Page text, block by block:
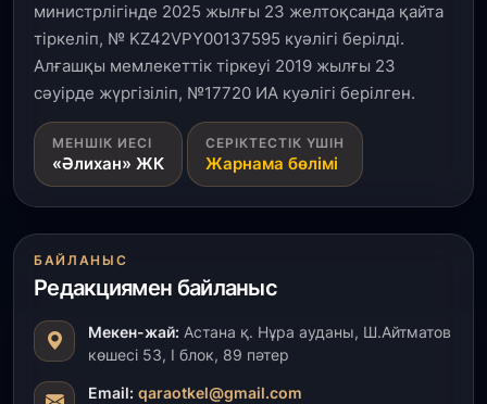
1 тамыз, 2026
Кинопоиск Қазақстан азаматтарының ең
танымал онлайн-кинотеатрына айналды
31 шілде, 2026
Ақмола облысындағы кездесуде кәсіпкерлер мен
ұстаздар «Әділет» партиясына өз ұсыныстарын
айтты
ҚР Президенті Орталық Азия елдеріне
ұзақмерзімді ынтымақтастық жоспарын әзірлеуді
ұсынды
31 шілде, 2026
«Ауыл аманаты»: Түркістанда 30,2 млрд теңгеге
министрлігінде 2025 жылғы 23 желтоқсанда қайта
тіркеліп, № KZ42VPY00137595 куәлігі берілді.
Алғашқы мемлекеттік тіркеуі 2019 жылғы 23
сәуірде жүргізіліп, №17720 ИА куәлігі берілген.
МЕНШІК ИЕСІ
«Әлихан» ЖК
СЕРІКТЕСТІК ҮШІН
Жарнама бөлімі
БАЙЛАНЫС
Редакциямен байланыс
Мекен-жай: Астана қ. Нұра ауданы, Ш.Айтматов
көшесі 53, І блок, 89 пәтер
Email: qaraotkel@gmail.com